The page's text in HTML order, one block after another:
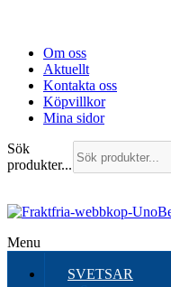
Om oss
Aktuellt
Kontakta oss
Köpvillkor
Mina sidor
Sök
produkter...
Menu
SVETSAR